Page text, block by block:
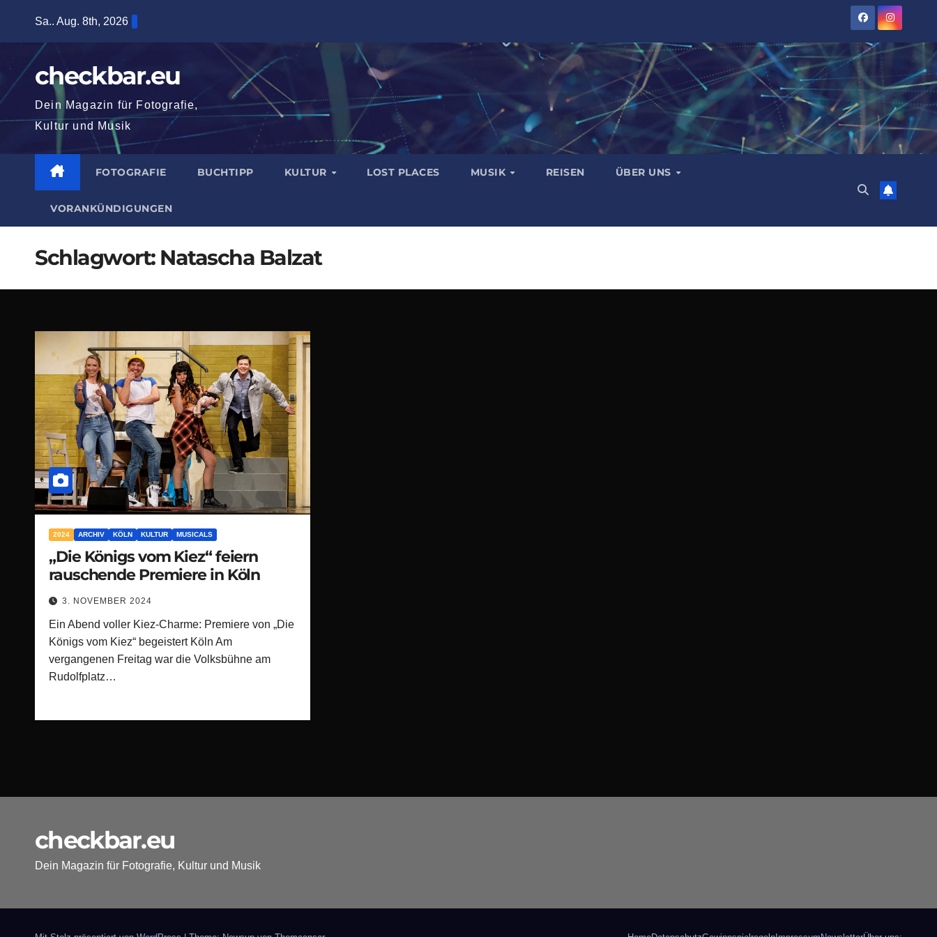
springen
Sa.. Aug. 8th, 2026
checkbar.eu
Dein Magazin für Fotografie,
Kultur und Musik
FOTOGRAFIE BUCHTIPP KULTUR LOST PLACES MUSIK REISEN ÜBER UNS
VORANKÜNDIGUNGEN
Schlagwort: Natascha Balzat
2024 ARCHIV KÖLN KULTUR MUSICALS
„Die Königs vom Kiez“ feiern
rauschende Premiere in Köln
3. NOVEMBER 2024
Ein Abend voller Kiez-Charme: Premiere von „Die
Königs vom Kiez“ begeistert Köln Am
vergangenen Freitag war die Volksbühne am
Rudolfplatz…
checkbar.eu
Dein Magazin für Fotografie, Kultur und Musik